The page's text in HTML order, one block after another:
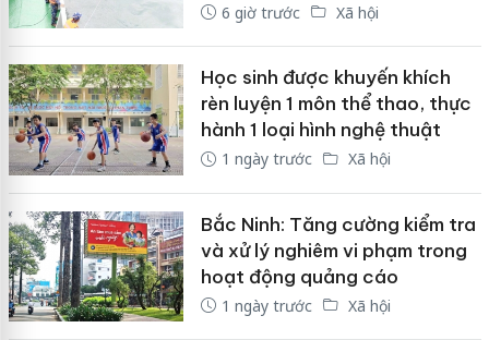
6 giờ trước Xã hội
Học sinh được khuyến khích
rèn luyện 1 môn thể thao, thực
hành 1 loại hình nghệ thuật
1 ngày trước Xã hội
Bắc Ninh: Tăng cường kiểm tra
và xử lý nghiêm vi phạm trong
hoạt động quảng cáo
1 ngày trước Xã hội